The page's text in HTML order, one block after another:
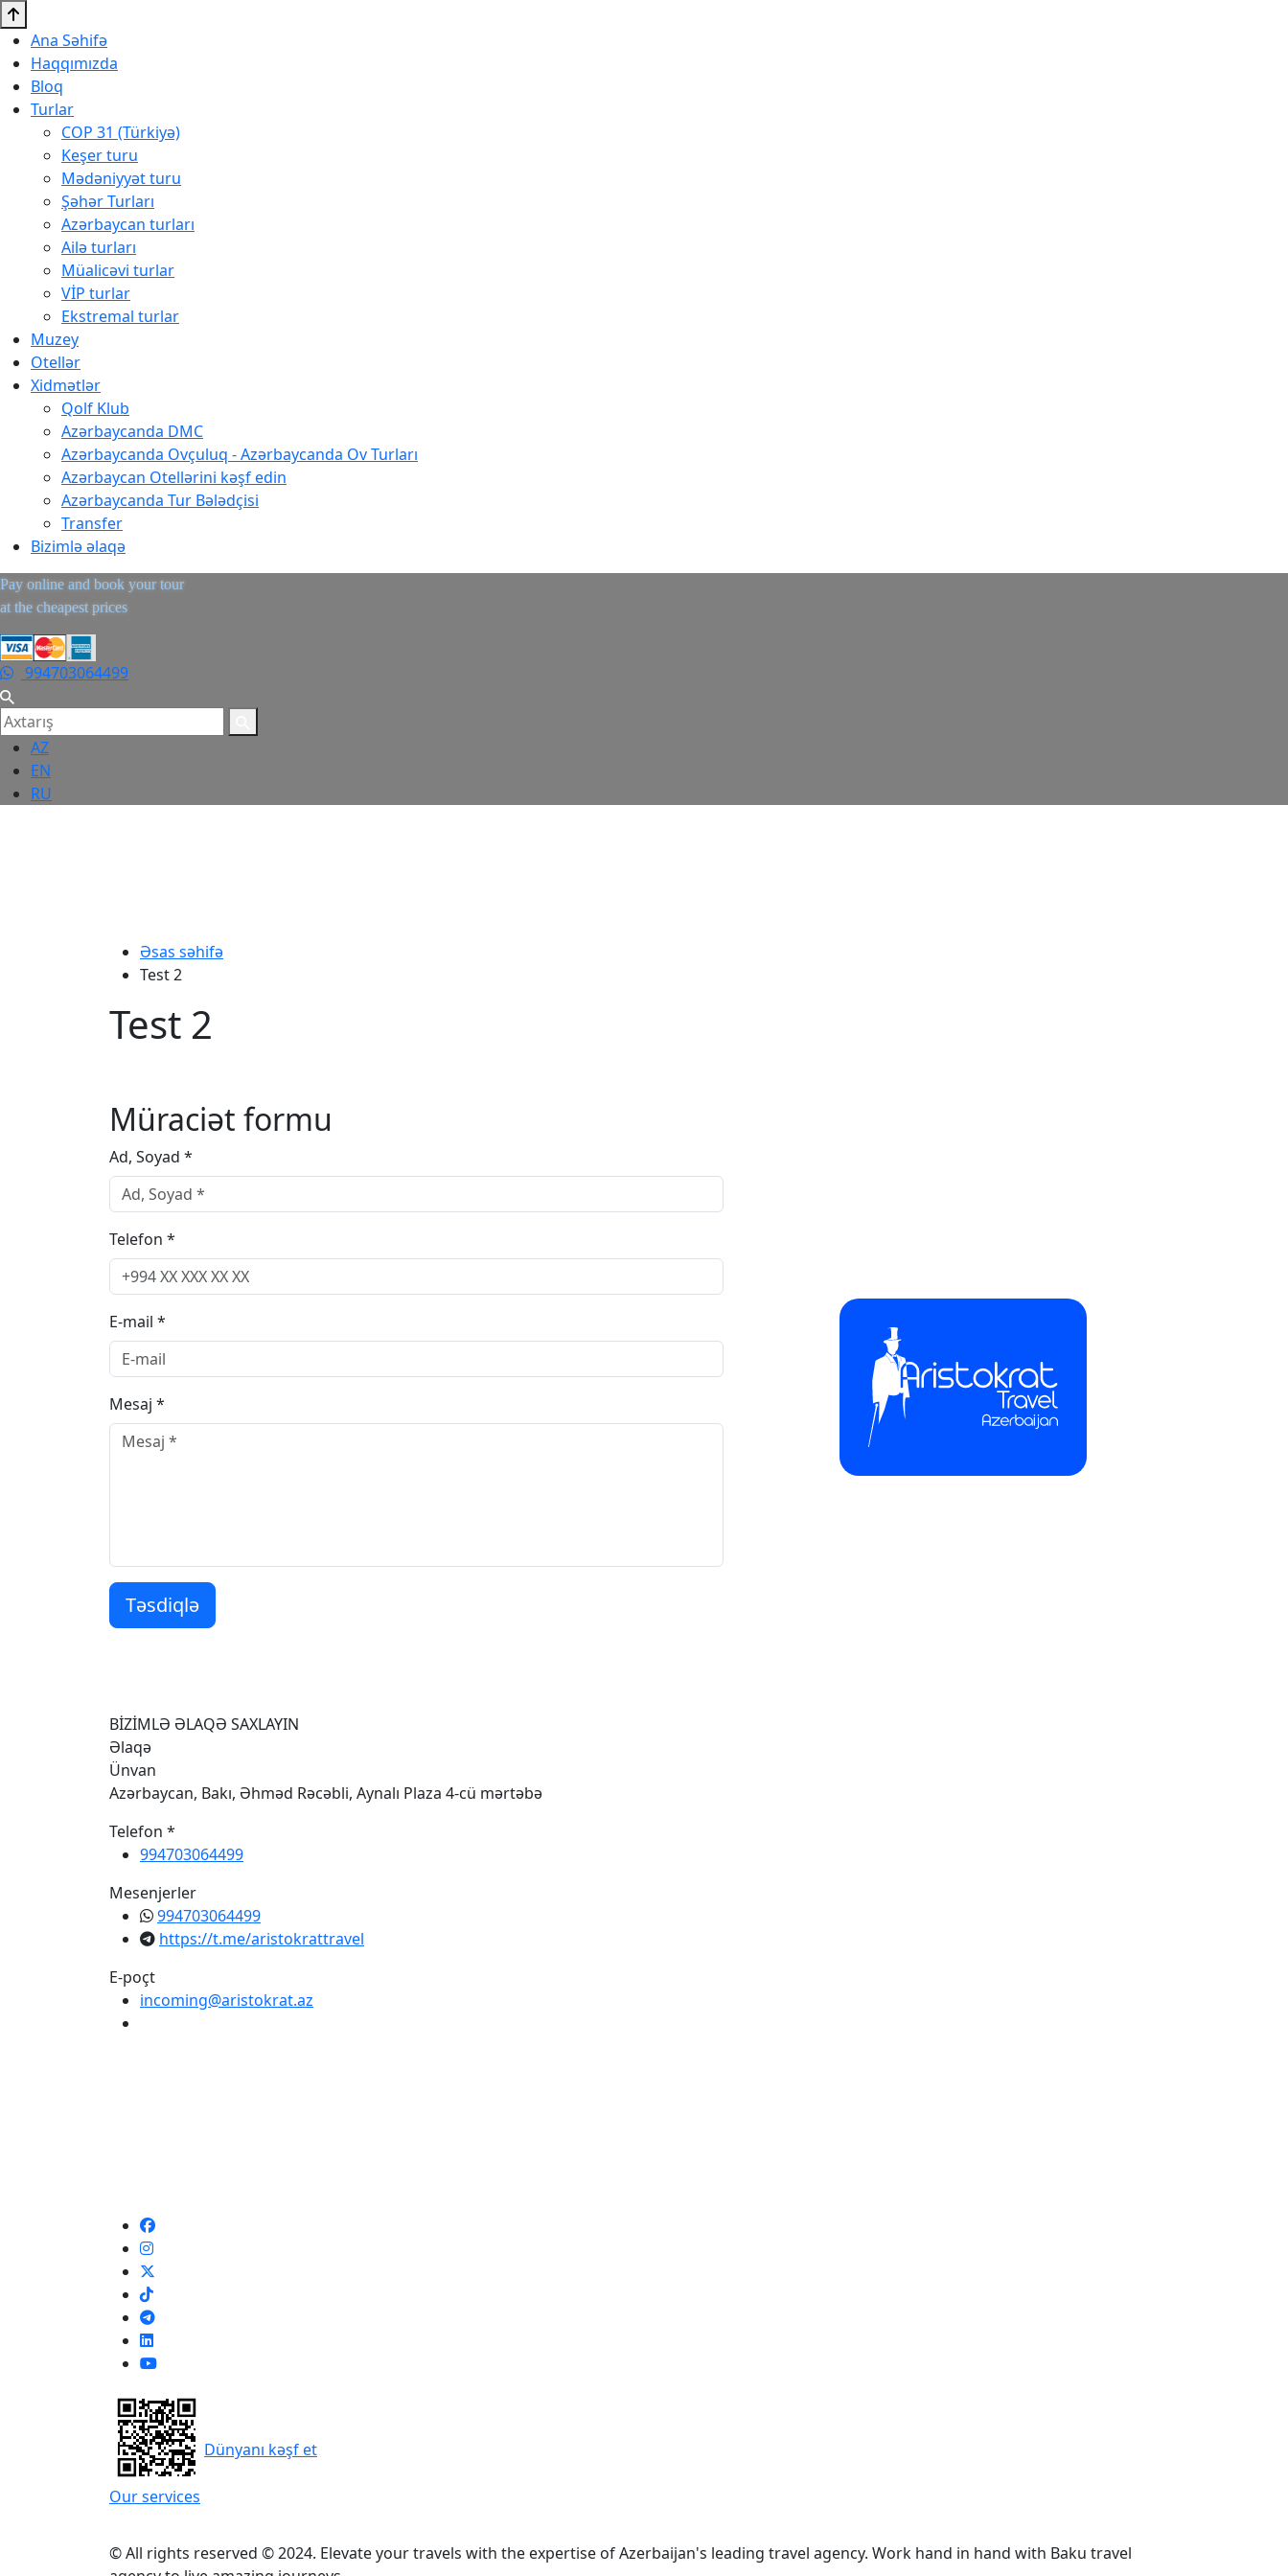
Ana Səhifə
Haqqımızda
Bloq
Turlar
COP 31 (Türkiyə)
Keşer turu
Mədəniyyət turu
Şəhər Turları
Azərbaycan turları
Ailə turları
Müalicəvi turlar
VİP turlar
Ekstremal turlar
Muzey
Otellər
Xidmətlər
Qolf Klub
Azərbaycanda DMC
Azərbaycanda Ovçuluq - Azərbaycanda Ov Turları
Azərbaycan Otellərini kəşf edin
Azərbaycanda Tur Bələdçisi
Transfer
Bizimlə əlaqə
Pay online and book your tour
at the cheapest prices
994703064499
AZ
EN
RU
Əsas səhifə
Test 2
Test 2
Müraciət formu
Ad, Soyad *
Telefon *
E-mail *
Mesaj *
Təsdiqlə
BİZİMLƏ ƏLAQƏ SAXLAYIN
Əlaqə
Ünvan
Azərbaycan, Bakı, Əhməd Rəcəbli, Aynalı Plaza 4-cü mərtəbə
Telefon *
994703064499
Mesenjerler
994703064499
https://t.me/aristokrattravel
E-poçt
incoming@aristokrat.az
Our services
Dünyanı kəşf et
© All rights reserved © 2024. Elevate your travels with the expertise of Azerbaijan's leading travel agency. Work hand in hand with Baku travel